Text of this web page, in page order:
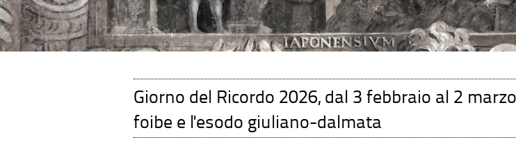
Giorno del Ricordo 2026, dal 3 febbraio al 2
foibe e l'esodo giuliano-dalmata